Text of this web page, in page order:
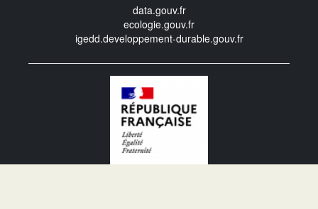
data.gouv.fr
ecologie.gouv.fr
igedd.developpement-durable.gouv.fr